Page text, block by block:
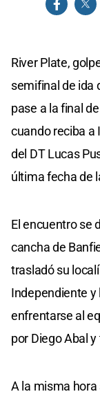
River Plate,
semifinal de ida
pase a la final
cuando reciba a
del DT Lucas
última fecha de
El encuentro se
cancha de
trasladó su
Independiente
enfrentarse al
por Diego Abal
A la misma